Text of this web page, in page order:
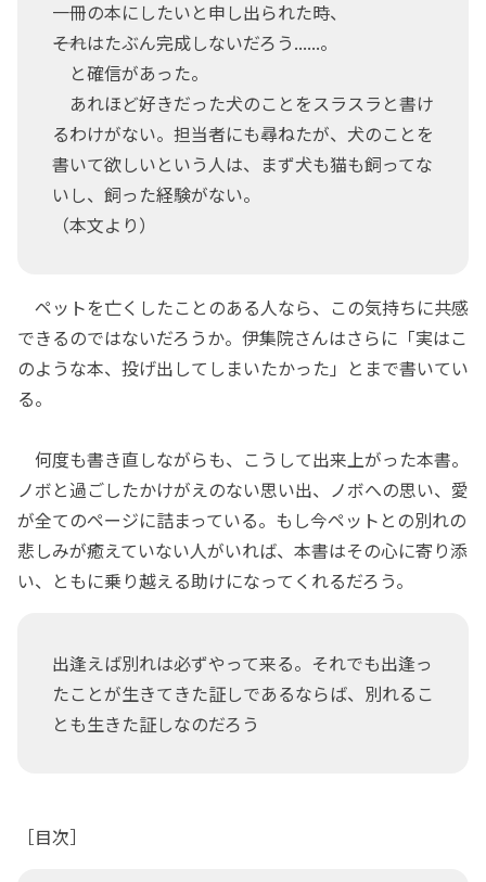
一冊の本にしたいと申し出られた時、
――それはたぶん完成しないだろう......。
と確信があった。
あれほど好きだった犬のことをスラスラと書け
るわけがない。担当者にも尋ねたが、犬のことを
書いて欲しいという人は、まず犬も猫も飼ってな
いし、飼った経験がない。
（本文より）
ペットを亡くしたことのある人なら、この気持ちに共感
できるのではないだろうか。伊集院さんはさらに「実はこ
のような本、投げ出してしまいたかった」とまで書いてい
る。
何度も書き直しながらも、こうして出来上がった本書。
ノボと過ごしたかけがえのない思い出、ノボへの思い、愛
が全てのページに詰まっている。もし今ペットとの別れの
悲しみが癒えていない人がいれば、本書はその心に寄り添
い、ともに乗り越える助けになってくれるだろう。
出逢えば別れは必ずやって来る。それでも出逢っ
たことが生きてきた証しであるならば、別れるこ
とも生きた証しなのだろう
［目次］